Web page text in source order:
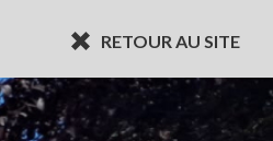
RETOUR AU SITE